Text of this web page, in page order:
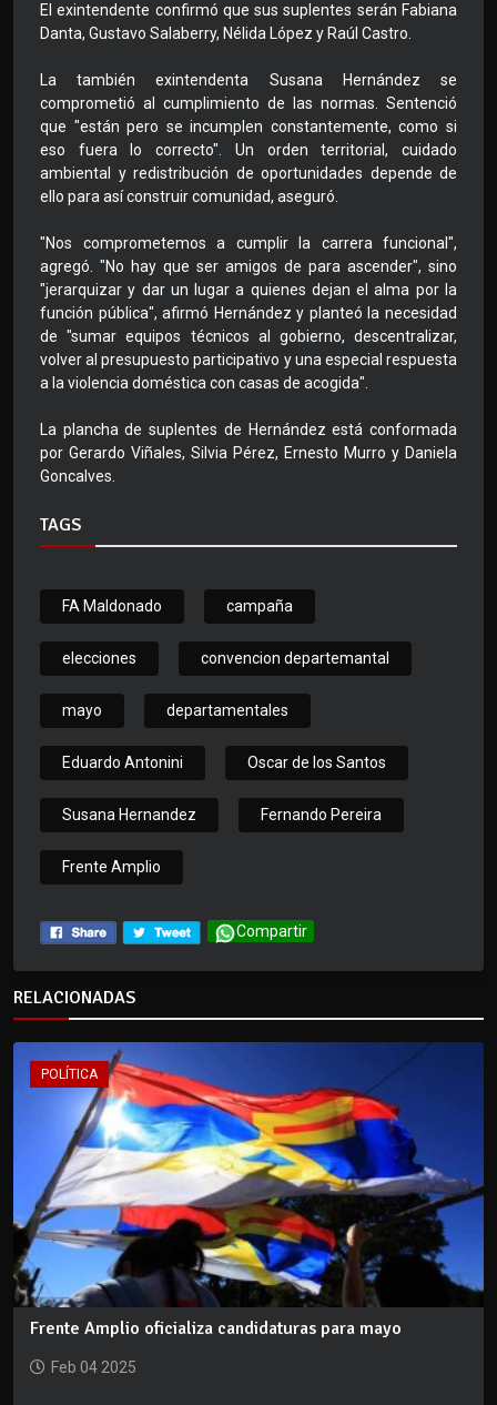
El exintendente confirmó que sus suplentes serán Fabiana
Danta, Gustavo Salaberry, Nélida López y Raúl Castro.
La también exintendenta Susana Hernández se
comprometió al cumplimiento de las normas. Sentenció
que "están pero se incumplen constantemente, como si
eso fuera lo correcto". Un orden territorial, cuidado
ambiental y redistribución de oportunidades depende de
ello para así construir comunidad, aseguró.
"Nos comprometemos a cumplir la carrera funcional",
agregó. "No hay que ser amigos de para ascender", sino
"jerarquizar y dar un lugar a quienes dejan el alma por la
función pública", afirmó Hernández y planteó la necesidad
de "sumar equipos técnicos al gobierno, descentralizar,
volver al presupuesto participativo y una especial respuesta
a la violencia doméstica con casas de acogida".
La plancha de suplentes de Hernández está conformada
por Gerardo Viñales, Silvia Pérez, Ernesto Murro y Daniela
Goncalves.
TAGS
FA Maldonado campaña
elecciones convencion departemantal
mayo departamentales
Eduardo Antonini Oscar de los Santos
Susana Hernandez Fernando Pereira
Frente Amplio
Compartir
RELACIONADAS
POLÍTICA
Frente Amplio oficializa candidaturas para mayo
Feb 04 2025